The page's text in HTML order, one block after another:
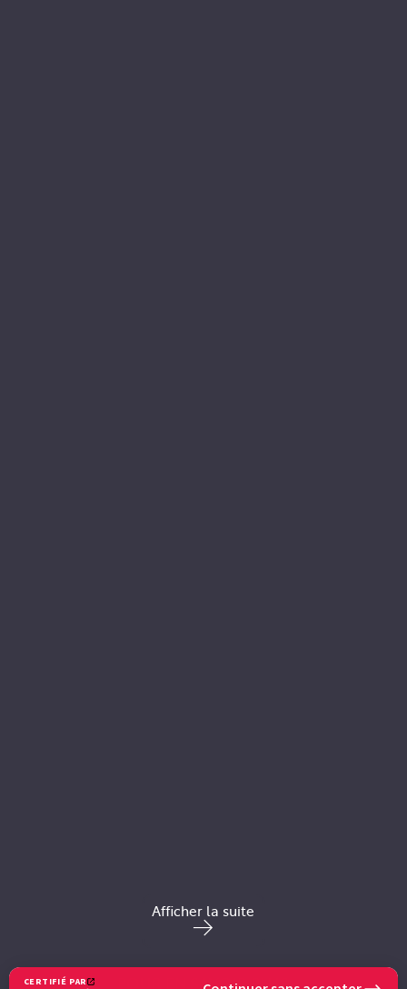
CERTIFIÉ PAR
Afficher la suite
POUR EN SAVOIR PLUS